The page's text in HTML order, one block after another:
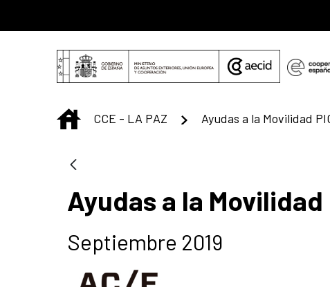
INICIO
CCE - LA PAZ Ayudas a la Movilidad
Ayudas a la Movilidad
Septiembre 2019